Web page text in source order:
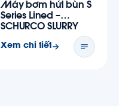
Máy bơm hút bùn S
Series Lined –
SCHURCO SLURRY
Xem chi tiết